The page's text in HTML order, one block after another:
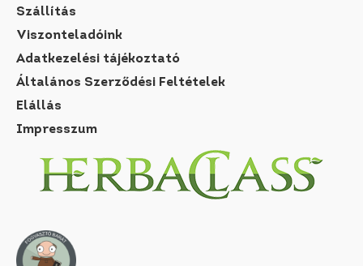
Szállítás
Viszonteladóink
Adatkezelési tájékoztató
Általános Szerződési Feltételek
Elállás
Impresszum